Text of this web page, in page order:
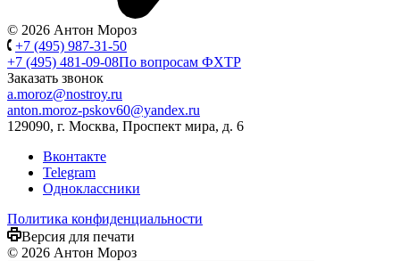
© 2026 Антон Мороз
+7 (495) 987-31-50
+7 (495) 481-09-08По вопросам ФХТР
Заказать звонок
a.moroz@nostroy.ru
anton.moroz-pskov60@yandex.ru
129090, г. Москва, Проспект мира, д. 6
Вконтакте
Telegram
Одноклассники
Политика конфиденциальности
Версия для печати
© 2026 Антон Мороз